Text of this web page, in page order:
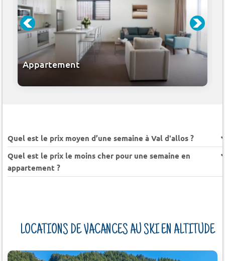
Appartement
Quel est le prix moyen d’une semaine à Val d'allos ?
Quel est le prix le moins cher pour une semaine en
appartement ?
LOCATIONS DE VACANCES AU SKI EN ALTITUDE